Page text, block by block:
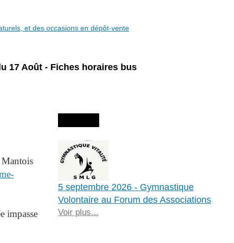
et des occasions en dépôt-vente
17 Août - Fiches horaires bus
Mantois
impasse
5 septembre 2026 - Gymnastique
Volontaire au Forum des Associations
Voir plus...